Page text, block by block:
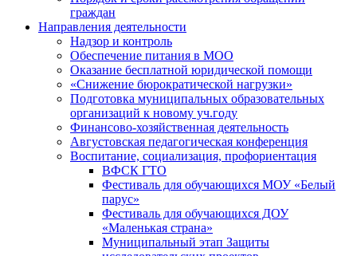
граждан
Направления деятельности
Надзор и контроль
Обеспечение питания в МОО
Оказание бесплатной юридической помощи
«Снижение бюрократической нагрузки»
Подготовка муниципальных образовательных
организаций к новому уч.году
Финансово-хозяйственная деятельность
Августовская педагогическая конференция
Воспитание, социализация, профориентация
ВФСК ГТО
Фестиваль для обучающихся МОУ «Белый
парус»
Фестиваль для обучающихся ДОУ
«Маленькая страна»
Муниципальный этап Защиты